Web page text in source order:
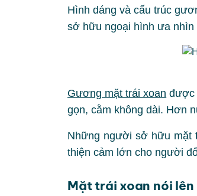
Hình dáng và cấu trúc
sở hữu ngoại hình ưa
Gương mặt trái xoan được
gọn, cằm không dài. Hơn
Những người sở hữu mặt
thiện cảm lớn cho người
Mặt trái xoan nói